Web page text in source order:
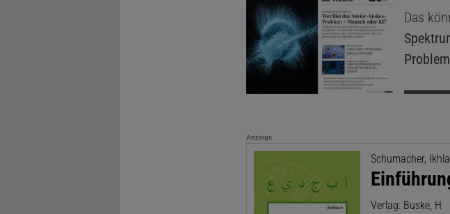
Das
Anzeige
Schumacher,
Verlag: Buske, H